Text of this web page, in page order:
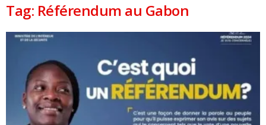
Tag: Référendum au Gabon